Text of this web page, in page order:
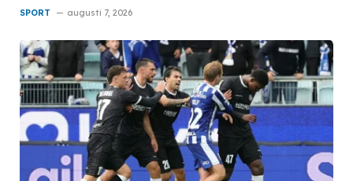
SPORT augusti 7, 2026